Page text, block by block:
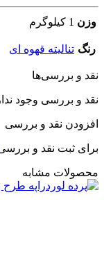
وزن 1 کیلوگرم
رنگ تنالیته قهوه ای
و بررسی‌ها
و بررسی وجود
نقد و بررسی
ثبت نقد و بررسی
مشابه